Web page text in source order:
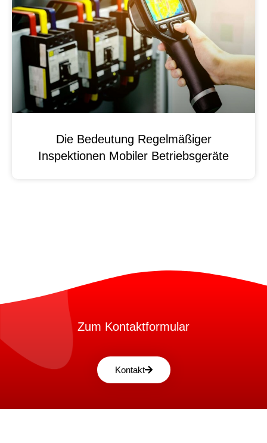
Die Bedeutung Regelmäßiger
Inspektionen Mobiler Betriebsgeräte
Zum Kontaktformular
Kontakt